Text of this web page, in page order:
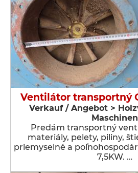
Ventilátor transportný
Verkauf / Angebot >
Maschinen
Predám transportný
materiály, pelety, piliny,
priemyselné a
7,5KW. …